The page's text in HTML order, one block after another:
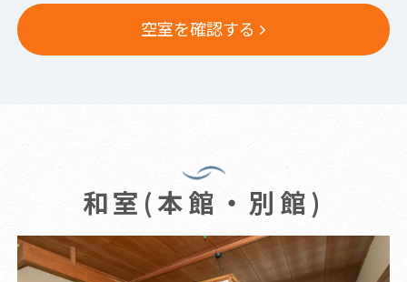
空室を確認する
和室(本館・別館)